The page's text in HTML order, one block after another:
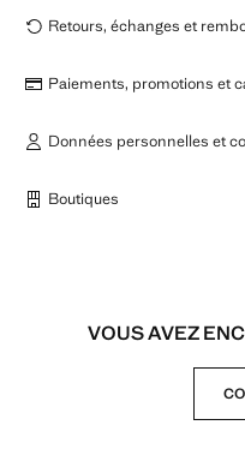
Retours, échanges et
Paiements, promotions et
Données personnelles et
Boutiques
VOUS AVEZ